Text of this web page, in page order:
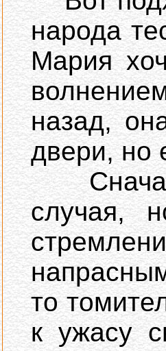
народа
Мария
назад,
двери, но
Сначала
случая,
то
к ужасу